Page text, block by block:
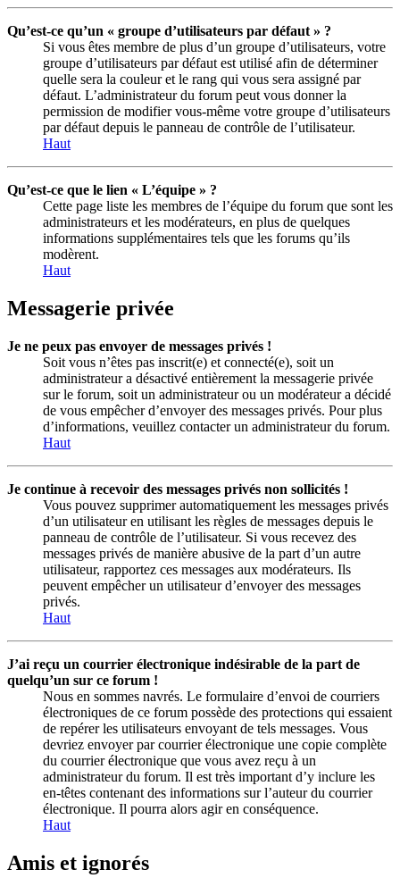
Qu’est-ce qu’un « groupe d’utilisateurs par défaut » ?
Si vous êtes membre de plus d’un groupe d’utilisateurs, votre
groupe d’utilisateurs par défaut est utilisé afin de déterminer
quelle sera la couleur et le rang qui vous sera assigné par
défaut. L’administrateur du forum peut vous donner la
permission de modifier vous-même votre groupe d’utilisateurs
par défaut depuis le panneau de contrôle de l’utilisateur.
Haut
Qu’est-ce que le lien « L’équipe » ?
Cette page liste les membres de l’équipe du forum que sont les
administrateurs et les modérateurs, en plus de quelques
informations supplémentaires tels que les forums qu’ils
modèrent.
Haut
Messagerie privée
Je ne peux pas envoyer de messages privés !
Soit vous n’êtes pas inscrit(e) et connecté(e), soit un
administrateur a désactivé entièrement la messagerie privée
sur le forum, soit un administrateur ou un modérateur a décidé
de vous empêcher d’envoyer des messages privés. Pour plus
d’informations, veuillez contacter un administrateur du forum.
Haut
Je continue à recevoir des messages privés non sollicités !
Vous pouvez supprimer automatiquement les messages privés
d’un utilisateur en utilisant les règles de messages depuis le
panneau de contrôle de l’utilisateur. Si vous recevez des
messages privés de manière abusive de la part d’un autre
utilisateur, rapportez ces messages aux modérateurs. Ils
peuvent empêcher un utilisateur d’envoyer des messages
privés.
Haut
J’ai reçu un courrier électronique indésirable de la part de
quelqu’un sur ce forum !
Nous en sommes navrés. Le formulaire d’envoi de courriers
électroniques de ce forum possède des protections qui essaient
de repérer les utilisateurs envoyant de tels messages. Vous
devriez envoyer par courrier électronique une copie complète
du courrier électronique que vous avez reçu à un
administrateur du forum. Il est très important d’y inclure les
en-têtes contenant des informations sur l’auteur du courrier
électronique. Il pourra alors agir en conséquence.
Haut
Amis et ignorés